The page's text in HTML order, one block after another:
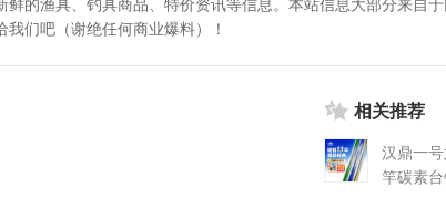
鲜的渔具、钓具商品、特价资讯等信息。本站信息大部分来自
我们吧（谢绝任何商业爆料）！
相关推荐
汉鼎一
竿碳素